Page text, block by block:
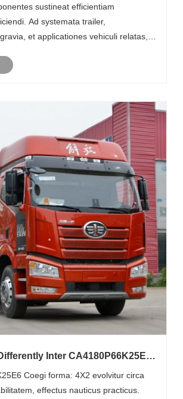
sustineat efficientiam
trailer,
et applicationes vehiculi relatas,
Inter CA4180P66K25E6
Coegi forma: 4X2 evolvitur circa
effectus nauticus practicus.